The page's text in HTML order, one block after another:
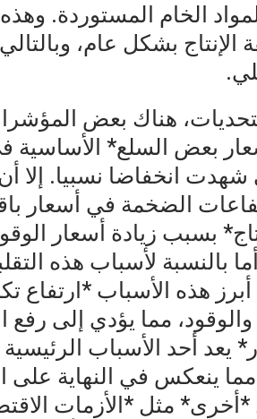
الخام المستوردة.
الإنتاج بشكل عام،
هناك بعض
بعض السلع* الأساسية
شهدت انخفاضا نسبيا. إلا
الضخمة في أسعار
بسبب زيادة أسعار
بالنسبة لأسباب هذه
هذه الأسباب *ارتفاع
والوقود، مما يؤدي إلى
يعد أحد الأسباب
ينعكس في النهاية على
مثل *الأزمات